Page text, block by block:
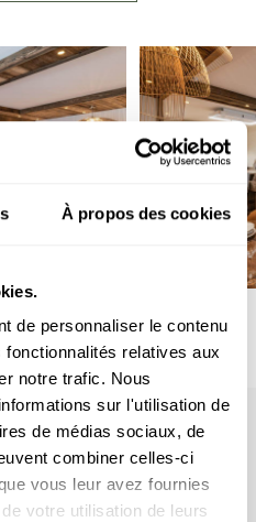
À propos des cookies
de personnaliser le contenu
relatives aux
notre trafic. Nous
sur l'utilisation de
de médias sociaux, de
combiner celles-ci
vous leur avez fournies
votre utilisation de leurs
bedrooms with double